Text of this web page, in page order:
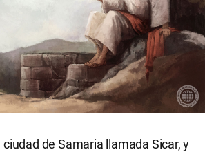
de Samaria llamada Sicar, y